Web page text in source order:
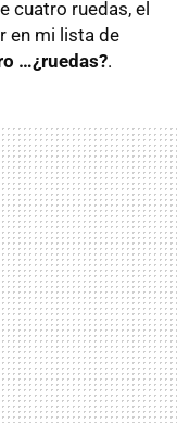
cuatro ruedas, el
en mi lista de
…¿ruedas?.